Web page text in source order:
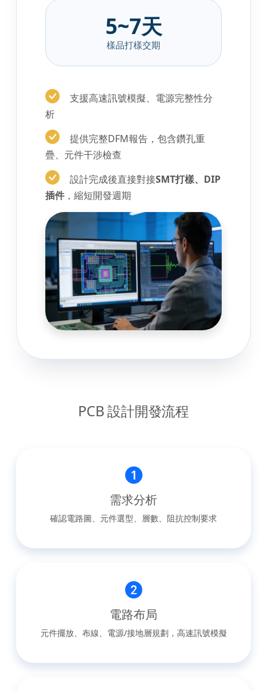
5~7天
樣品打樣交期
支援高速訊號模擬、電源完整性分
析
提供完整DFM報告，包含鑽孔重
疊、元件干涉檢查
設計完成後直接對接SMT打樣、DIP
插件 ，縮短開發週期
PCB 設計開發流程
需求分析
確認電路圖、元件選型、層數、阻抗控制要求
電路布局
元件擺放、布線、電源/接地層規劃，高速訊號模擬